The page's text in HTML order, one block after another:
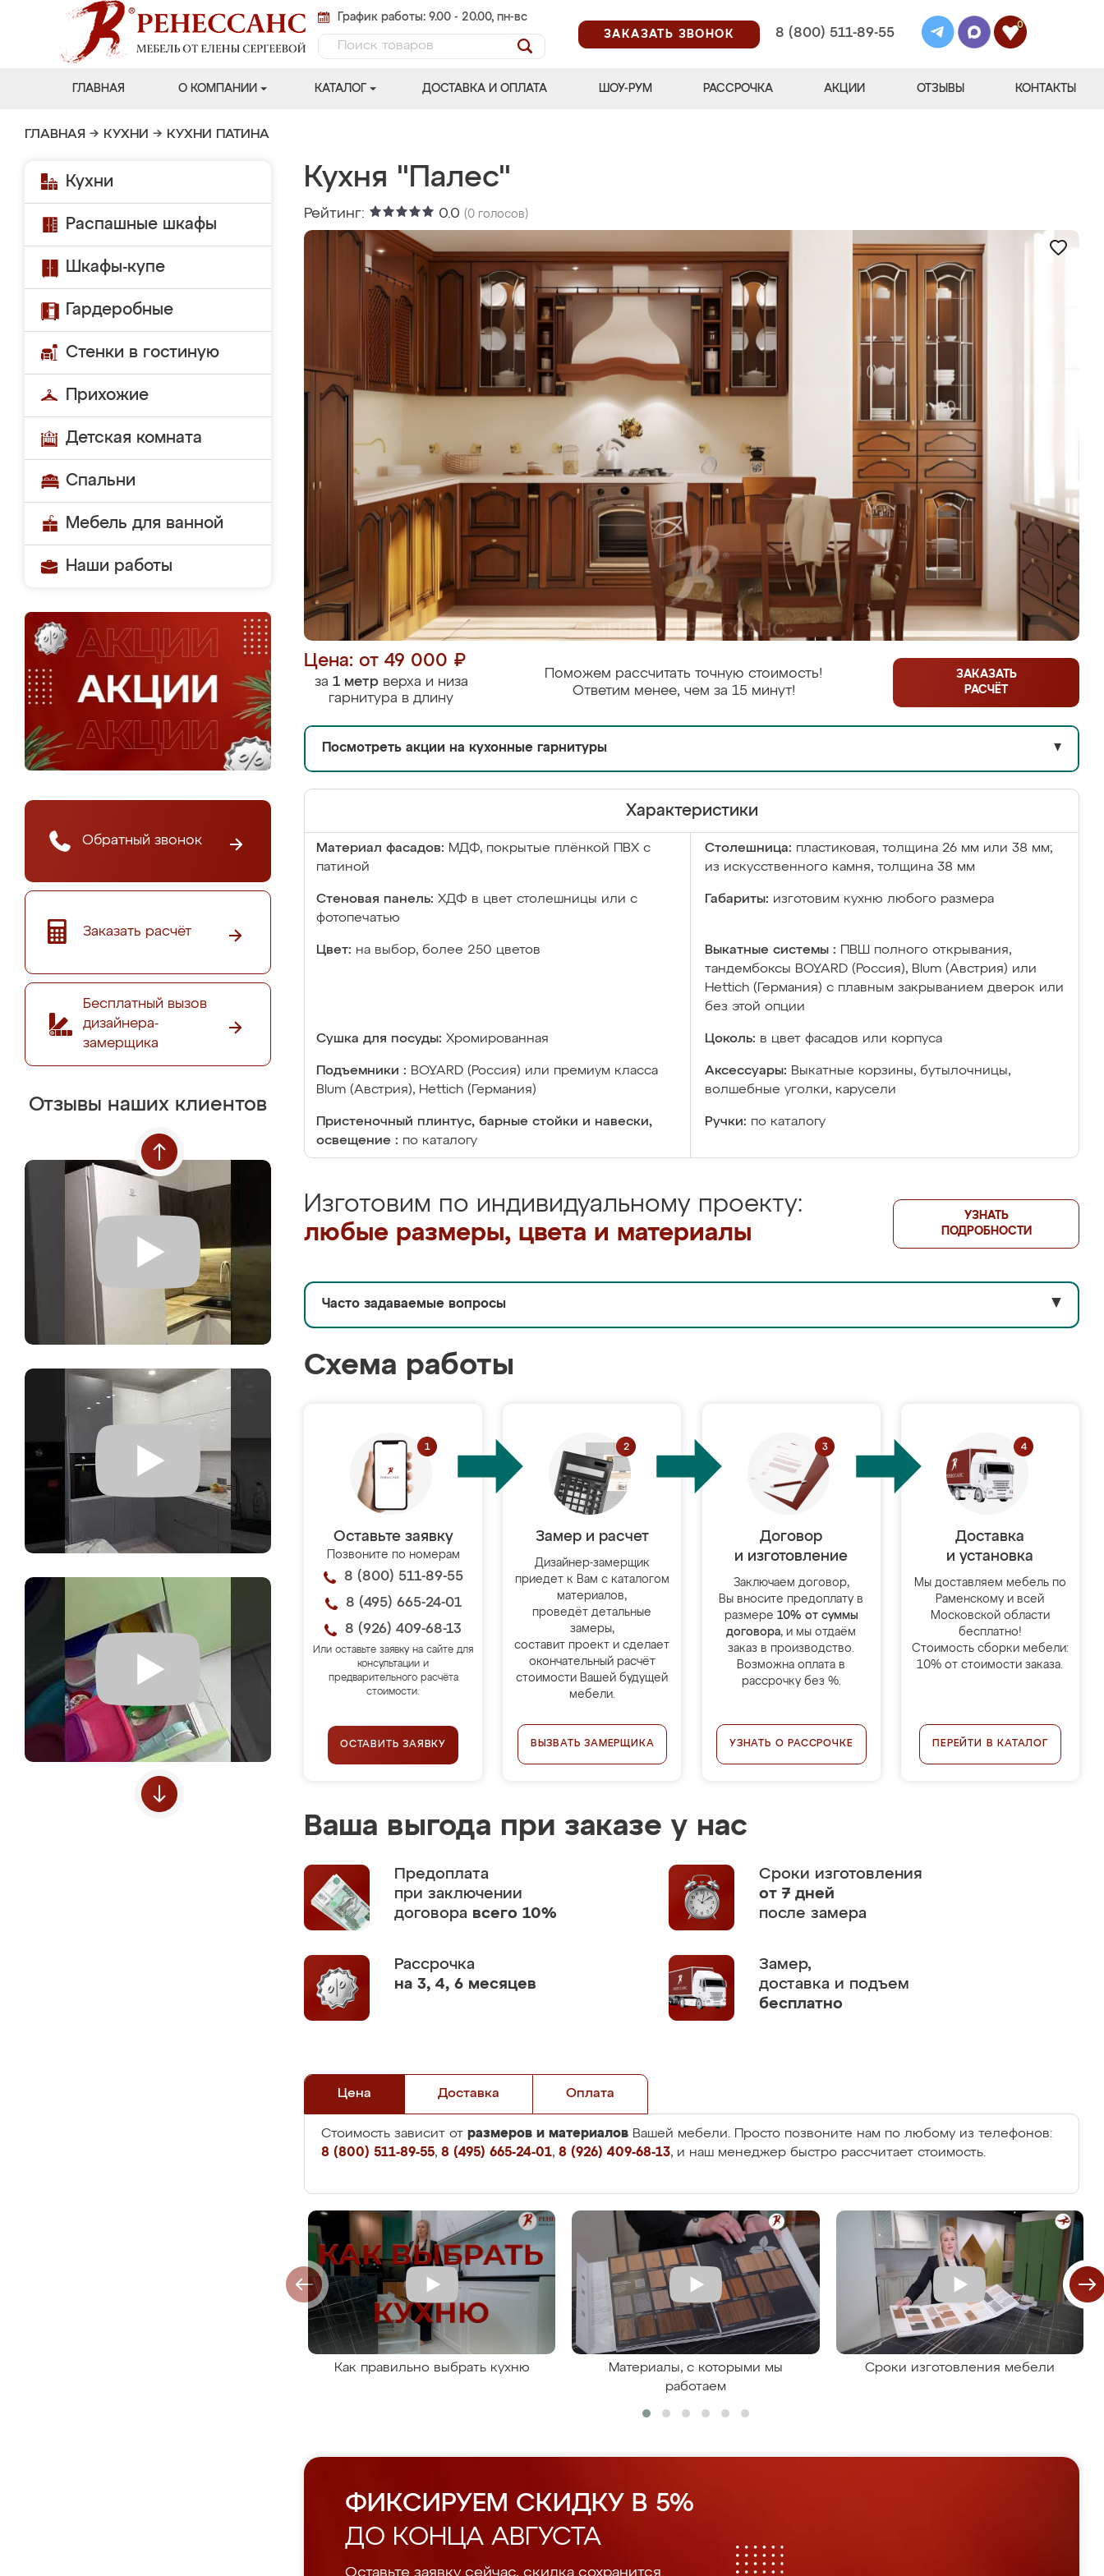
График работы: 9.00 - 20.00, пн-вс
ЗАКАЗАТЬ ЗВОНОК
8 (800) 511-89-55
0
ГЛАВНАЯ О КОМПАНИИ КАТАЛОГ ДОСТАВКА И ОПЛАТА ШОУ-РУМ РАССРОЧКА АКЦИИ ОТЗЫВЫ КОНТАКТЫ
ГЛАВНАЯ → КУХНИ → КУХНИ ПАТИНА
Кухни
Распашные шкафы
Шкафы-купе
Гардеробные
Стенки в гостиную
Прихожие
Детская комната
Спальни
Мебель для ванной
Наши работы
Обратный звонок
Заказать расчёт
Бесплатный вызов
дизайнера-
замерщика
Отзывы наших клиентов
Кухня "Палес"
Рейтинг: 0.0 (0 голосов)
Цена: от 49 000 ₽
за 1 метрверха и низа
гарнитура в длину
Поможем рассчитать точную стоимость!
Ответим менее, чем за 15 минут!
ЗАКАЗАТЬ
РАСЧЁТ
Посмотреть акции на кухонные гарнитуры ▼
Характеристики
Материал фасадов: МДФ, покрытые плёнкой ПВХ с
патиной
Столешница: пластиковая, толщина 26 мм или 38 мм;
из искусственного камня, толщина 38 мм
Стеновая панель: ХДФ в цвет столешницы или с
фотопечатью
Габариты: изготовим кухню любого размера
Цвет: на выбор, более 250 цветов Выкатные системы :
ПВШ полного открывания,
тандембоксы BOYARD (Россия), Blum (Австрия) или
Hettich (Германия) с плавным закрыванием дверок или
без этой опции
Сушка для посуды: Хромированная Цоколь: в цвет фасадов или корпуса
Подъемники : BOYARD (Россия) или премиум класса
Blum (Австрия), Hettich (Германия)
Аксессуары: Выкатные корзины, бутылочницы,
волшебные уголки, карусели
Пристеночный плинтус, барные стойки и навески,
освещение : по каталогу
Ручки: по каталогу
Изготовим по индивидуальному проекту:
любые размеры, цвета и материалы
УЗНАТЬ
ПОДРОБНОСТИ
Часто задаваемые вопросы ▼
Схема работы
Оставьте заявку
Позвоните по номерам
8 (800) 511-89-55
8 (495) 665-24-01
8 (926) 409-68-13
Или оставьте заявку на сайте для
консультации и
предварительного расчёта
стоимости.
ОСТАВИТЬ ЗАЯВКУ
Замер и расчет
Дизайнер-замерщик
приедет к Вам с каталогом
материалов,
проведёт детальные
замеры,
составит проект и сделает
окончательный расчёт
стоимости Вашей будущей
мебели.
ВЫЗВАТЬ ЗАМЕРЩИКА
Договор
и изготовление
Заключаем договор,
Вы вносите предоплату в
размере 10% от суммы
договора, и мы отдаём
заказ в производство.
Возможна оплата в
рассрочку без %.
УЗНАТЬ О РАССРОЧКЕ
Доставка
и установка
Мы доставляем мебель по
Раменскому и всей
Московской области
бесплатно!
Стоимость сборки мебели:
10% от стоимости заказа.
ПЕРЕЙТИ В КАТАЛОГ
Ваша выгода при заказе у нас
Предоплата
при заключении
договора всего 10%
Сроки изготовления
от 7 дней
после замера
Рассрочка
на 3, 4, 6 месяцев
Замер,
доставка и подъем
бесплатно
Цена Доставка Оплата
Стоимость зависит от размеров и материалов Вашей мебели. Просто позвоните нам по любому из телефонов:
8 (800) 511-89-55, 8 (495) 665-24-01, 8 (926) 409-68-13, и наш менеджер быстро рассчитает стоимость.
Как правильно выбрать кухню
Материалы, с которыми мы
работаем
Сроки изготовления мебели
ФИКСИРУЕМ СКИДКУ В 5%
ДО КОНЦА АВГУСТА
Оставьте заявку сейчас, скидка сохранится.